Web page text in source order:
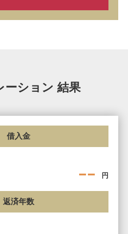
ーション 結果
借入金
-- 円
返済年数